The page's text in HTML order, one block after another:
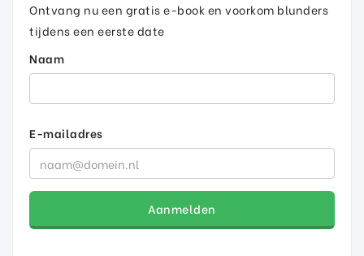
Ontvang nu een gratis e-book en voorkom blunders
tijdens een eerste date
Naam
E-mailadres
Aanmelden